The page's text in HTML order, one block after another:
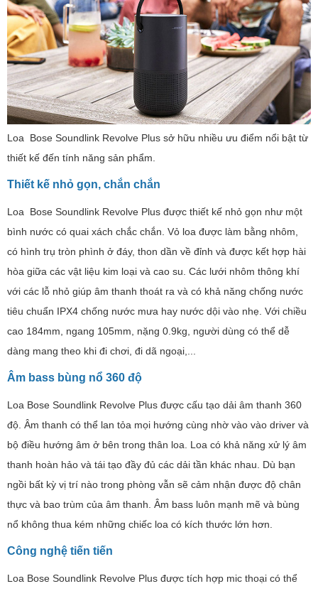
Loa Bose Soundlink Revolve Plus sở hữu nhiều ưu điểm nổi bật từ
thiết kế đến tính năng sản phẩm.
Thiết kế nhỏ gọn, chắn chắn
Loa Bose Soundlink Revolve Plus được thiết kế nhỏ gọn như một
bình nước có quai xách chắc chắn. Vỏ loa được làm bằng nhôm,
có hình trụ tròn phình ở đáy, thon dần về đỉnh và được kết hợp hài
hòa giữa các vật liệu kim loại và cao su. Các lưới nhôm thông khí
với các lỗ nhỏ giúp âm thanh thoát ra và có khả năng chống nước
tiêu chuẩn IPX4 chống nước mưa hay nước dội vào nhẹ. Với chiều
cao 184mm, ngang 105mm, nặng 0.9kg, người dùng có thể dễ
dàng mang theo khi đi chơi, đi dã ngoại,...
Âm bass bùng nổ 360 độ
Loa Bose Soundlink Revolve Plus được cấu tạo dải âm thanh 360
độ. Âm thanh có thể lan tỏa mọi hướng cùng nhờ vào vào driver và
bộ điều hướng âm ở bên trong thân loa. Loa có khả năng xử lý âm
thanh hoàn hảo và tái tạo đầy đủ các dải tần khác nhau. Dù bạn
ngồi bất kỳ vị trí nào trong phòng vẫn sẽ cảm nhận được độ chân
thực và bao trùm của âm thanh. Âm bass luôn mạnh mẽ và bùng
nổ không thua kém những chiếc loa có kích thước lớn hơn.
Công nghệ tiến tiến
Loa Bose Soundlink Revolve Plus được tích hợp mic thoại có thể